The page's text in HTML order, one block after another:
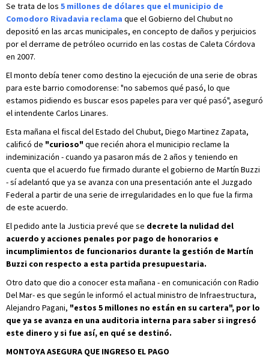
Se trata de los 5 millones de dólares que el municipio de
Comodoro Rivadavia reclama que el Gobierno del Chubut no
depositó en las arcas municipales, en concepto de daños y perjuicios
por el derrame de petróleo ocurrido en las costas de Caleta Córdova
en 2007.
El monto debía tener como destino la ejecución de una serie de obras
para este barrio comodorense: "no sabemos qué pasó, lo que
estamos pidiendo es buscar esos papeles para ver qué pasó", aseguró
el intendente Carlos Linares.
Esta mañana el fiscal del Estado del Chubut, Diego Martinez Zapata,
calificó de "curioso"que recién ahora el municipio reclame la
indeminización - cuando ya pasaron más de 2 años y teniendo en
cuenta que el acuerdo fue firmado durante el gobierno de Martín Buzzi
- sí adelantó que ya se avanza con una presentación ante el Juzgado
Federal a partir de una serie de irregularidades en lo que fue la firma
de este acuerdo.
El pedido ante la Justicia prevé que se decrete la nulidad del
acuerdo y acciones penales por pago de honorarios e
incumplimientos de funcionarios durante la gestión de Martín
Buzzi con respecto a esta partida presupuestaria.
Otro dato que dio a conocer esta mañana - en comunicación con Radio
Del Mar- es que según le informó el actual ministro de Infraestructura,
Alejandro Pagani, "estos 5 millones no están en su cartera", por lo
que ya se avanza en una auditoria interna para saber si ingresó
este dinero y si fue así, en qué se destinó.
MONTOYA ASEGURA QUE INGRESO EL PAGO